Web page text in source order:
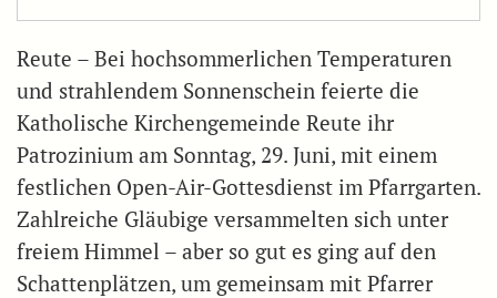
Reute – Bei hochsommerlichen Temperaturen
und strahlendem Sonnenschein feierte die
Katholische Kirchengemeinde Reute ihr
Patrozinium am Sonntag, 29. Juni, mit einem
festlichen Open-Air-Gottesdienst im Pfarrgarten.
Zahlreiche Gläubige versammelten sich unter
freiem Himmel – aber so gut es ging auf den
Schattenplätzen, um gemeinsam mit Pfarrer